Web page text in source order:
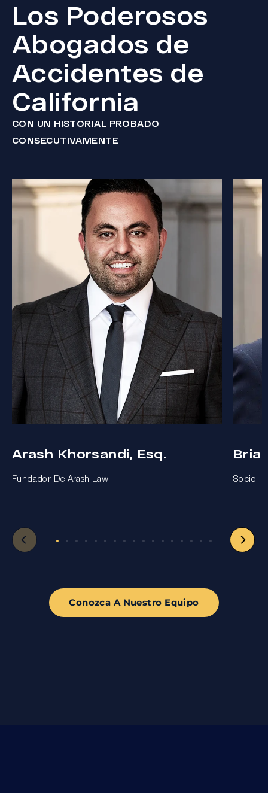
Los Poderosos
Abogados de
Accidentes de
California
CON UN HISTORIAL PROBADO
CONSECUTIVAMENTE
Arash Khorsandi, Esq.
Fundador De Arash Law Socio
Conozca A Nuestro Equipo